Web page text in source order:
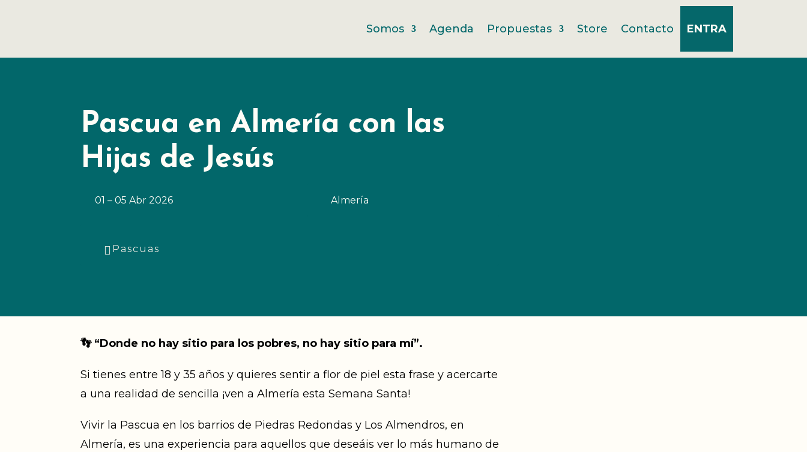
Somos Agenda Propuestas Store Contacto ENTRA
Pascua en Almería con las
Hijas de Jesús
01 – 05 Abr 2026 Almería
Pascuas
👣​ “Donde no hay sitio para los pobres, no hay sitio para mí”.
Si tienes entre 18 y 35 años y quieres sentir a flor de piel esta frase y acercarte
a una realidad de sencilla ¡ven a Almería esta Semana Santa!
Vivir la Pascua en los barrios de Piedras Redondas y Los Almendros, en
Almería, es una experiencia para aquellos que deseáis ver lo más humano de